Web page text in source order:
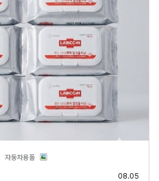
자동차용품분류
08.05